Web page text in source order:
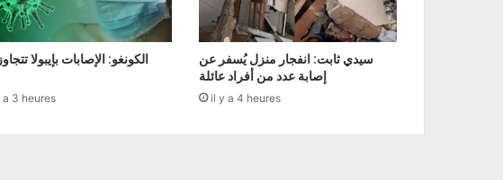
a 3 heures
سيدي ثابت: انفجار منزل يُسفر عن
إصابة عدد من أفراد عائلة
il y a 4 heures